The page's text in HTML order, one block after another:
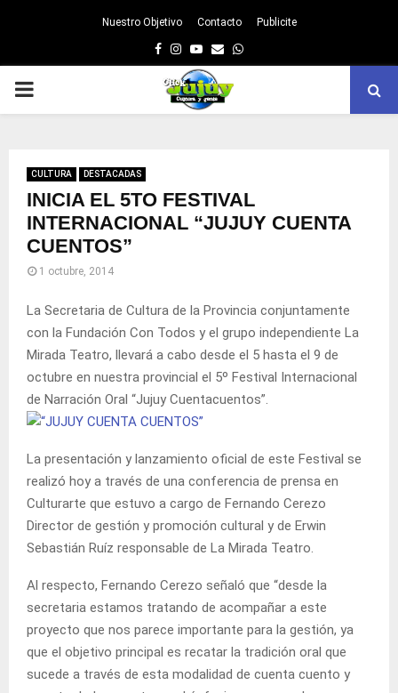
Nuestro Objetivo Contacto Publicite
Facebook
Instagram
Youtube
EmailWhatsapp
PRIMARY
CULTURA DESTACADAS
INICIA EL 5TO FESTIVAL
INTERNACIONAL “JUJUY CUENTA
CUENTOS”
1 octubre, 2014
La Secretaria de Cultura de la Provincia conjuntamente
con la Fundación Con Todos y el grupo independiente La
Mirada Teatro, llevará a cabo desde el 5 hasta el 9 de
octubre en nuestra provincial el 5º Festival Internacional
de Narración Oral “Jujuy Cuentacuentos”.
La presentación y lanzamiento oficial de este Festival se
realizó hoy a través de una conferencia de prensa en
Culturarte que estuvo a cargo de Fernando Cerezo
Director de gestión y promoción cultural y de Erwin
Sebastián Ruíz responsable de La Mirada Teatro.
Al respecto, Fernando Cerezo señaló que “desde la
secretaria estamos tratando de acompañar a este
proyecto que nos parece importante para la gestión, ya
que el objetivo principal es recatar la tradición oral que
sucede a través de esta modalidad de cuenta cuento y